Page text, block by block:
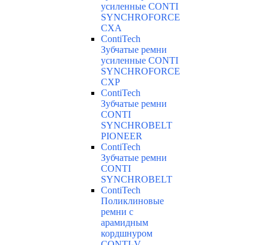
усиленные CONTI
SYNCHROFORCE
CXA
ContiTech
Зубчатые ремни
усиленные CONTI
SYNCHROFORCE
CXP
ContiTech
Зубчатые ремни
CONTI
SYNCHROBELT
PIONEER
ContiTech
Зубчатые ремни
CONTI
SYNCHROBELT
ContiTech
Поликлиновые
ремни с
арамидным
кордшнуром